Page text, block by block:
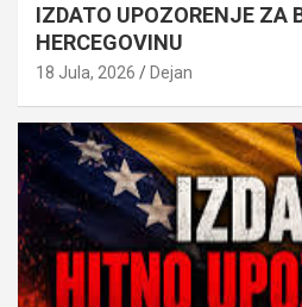
IZDATO UPOZORENJE ZA
HERCEGOVINU
18 Jula, 2026 Dejan